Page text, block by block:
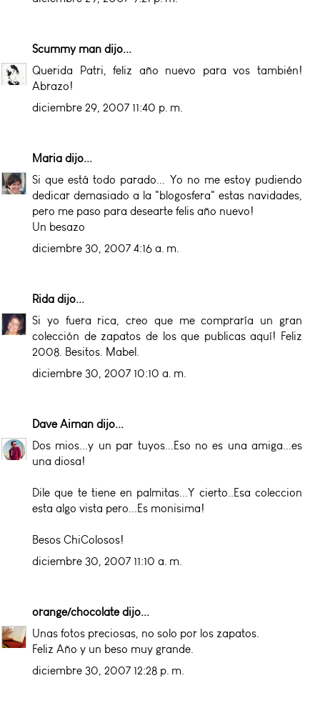
Scummy man dijo...
Querida Patri, feliz año nuevo para vos también!
Abrazo!
diciembre 29, 2007 11:40 p. m.
Maria dijo...
Si que está todo parado... Yo no me estoy pudiendo
dedicar demasiado a la "blogosfera" estas navidades,
pero me paso para desearte felis año nuevo!
Un besazo
diciembre 30, 2007 4:16 a. m.
Rida dijo...
Si yo fuera rica, creo que me compraría un gran
colección de zapatos de los que publicas aquí! Feliz
2008. Besitos. Mabel.
diciembre 30, 2007 10:10 a. m.
Dave Aiman dijo...
Dos mios...y un par tuyos...Eso no es una amiga...es
una diosa!
Dile que te tiene en palmitas...Y cierto..Esa coleccion
esta algo vista pero...Es monisima!
Besos ChiColosos!
diciembre 30, 2007 11:10 a. m.
orange/chocolatedijo...
Unas fotos preciosas, no solo por los zapatos.
Feliz Año y un beso muy grande.
diciembre 30, 2007 12:28 p. m.